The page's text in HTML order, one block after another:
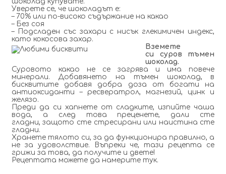
Уверете се, че шоколадът е:
– 70% или по-високо съдържание на какао
– Без соя
– Подсладен със захари с нисък глекимичен индекс,
като кокосова захар.
Вземете
си суров тъмен
шоколад.
Суровото какао не се загрява и има повече
минерали. Добавянето на тъмен шоколад, в
бисквитите добавя добра доза от богати на
антиоксиданти – ресвератрол, магнезий, цинк и
желязо.
Преди да си хапнете от сладките, изпийте чаша
вода, а след това преценете, дали сте
гладни, защото сте стресирани или наистина сте
гладни.
Хранете тялото си, за да функционира правилно, а
не за удоволствие. Въпреки че, тази рецепта се
грижи за това, да получите и двете!
Рецептата можете да намерите тук.